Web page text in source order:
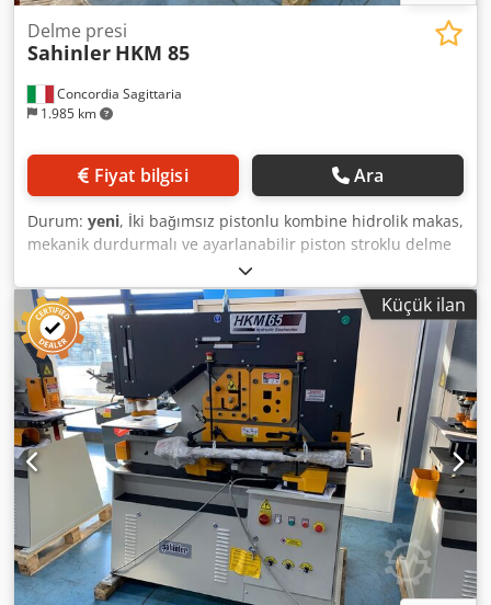
Concordia Sagittaria
1.985 km
Delme presi
Sahinler HKM 85
Fiyat bilgisi Ara
Durum: yeni, İki bağımsız pistonlu kombine hidrolik makas,
mekanik durdurmalı ve ayarlanabilir piston stroklu delme
istasyonu, otomatik kesme kontrollü ayarlanabilir
durdurmalı plakalar, çubuklar ve profillerin çentiklenmesi,
kesilmesi, çift pedal panosu, merkezi yağlama sistemi,
çalışma lambası. CE kurallarına, CE uygunluk beyanına,
kullanım kılavuzuna göre güvenlik muhafazaları ile tedarik
edilen makine. Güç: Ton 85. Motor gücü: Kw 7.5 Boyutlar:
mm 1.920 x 950 x 2.040 (U x G x Y). Ağırlık: 2.315 Kg: 2.315
Kg DELME: Delme kapasitesi: mm Ø 33 x Kalınlık 20 mm.
Girinti derinliği: mm 355. Delme stroku: mm 80. Çalışma
yüksekliği: mm 1.080. KESME: Levhalar: mm 380 x 20. mm
480 x 15. Bıçak uzunluğu: mm 482. Yuvarlak çubuklar: mm
Ø 50. Kare çubuklar: mm 50. 90 ° köşe profilleri: 150 x 150 x
15 mm. 45 ° açı profilleri: mm 80 x 8. SÜPÜRME: Maks
kalınlık: mm 13. Genişlik: mm 52. Derinlik: mm 100.
Çalışma yüksekliği: mm 940. Crodsggbt Sjpfx Af Rjf
Küçük ilan